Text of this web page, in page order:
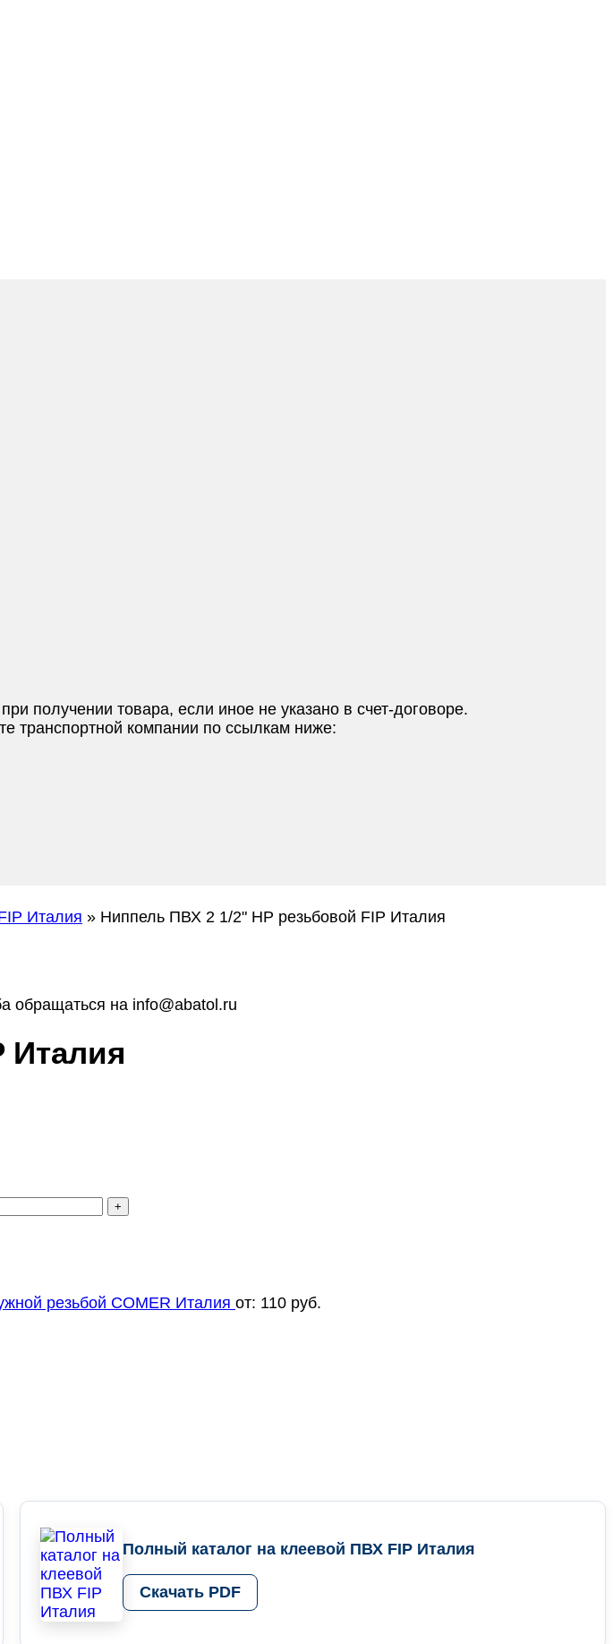
получении товара, если иное не указано в счет-договоре.
транспортной компании по ссылкам ниже:
Италия » Ниппель ПВХ 2 1/2" НР резьбовой FIP Италия
обращаться на info@abatol.ru
Италия
резьбой COMER Италия от: 110 руб.
Полный каталог на клеевой ПВХ FIP Италия
Скачать PDF